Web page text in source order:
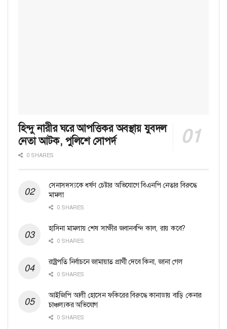
হিন্দু নারীর ঘরে আপত্তিকর অবস্থায় যুবদল
নেতা আটক, পুলিশে সোপর্দ
0 SHARES
সেনাসদস্যকে ধর্ষণ চেষ্টার অভিযোগে বিএনপি নেতার বিরুদ্ধে
মামলা
0 SHARES
হাসিনা মামলায় শেষ সাক্ষীর জবানবন্দি কাল, রায় কবে?
0 SHARES
রাষ্ট্রপতি নির্বাচনে জামায়াত প্রার্থী দেবে কিনা, জানা গেল
0 SHARES
আইজিপি আলী হোসেন ফকিরের বিরুদ্ধে কানাডায় বাড়ি কেনার
চাঞ্চল্যকর অভিযোগ
0 SHARES